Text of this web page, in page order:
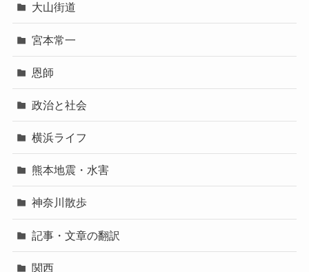
大山街道
宮本常一
恩師
政治と社会
横浜ライフ
熊本地震・水害
神奈川散歩
記事・文章の翻訳
関西